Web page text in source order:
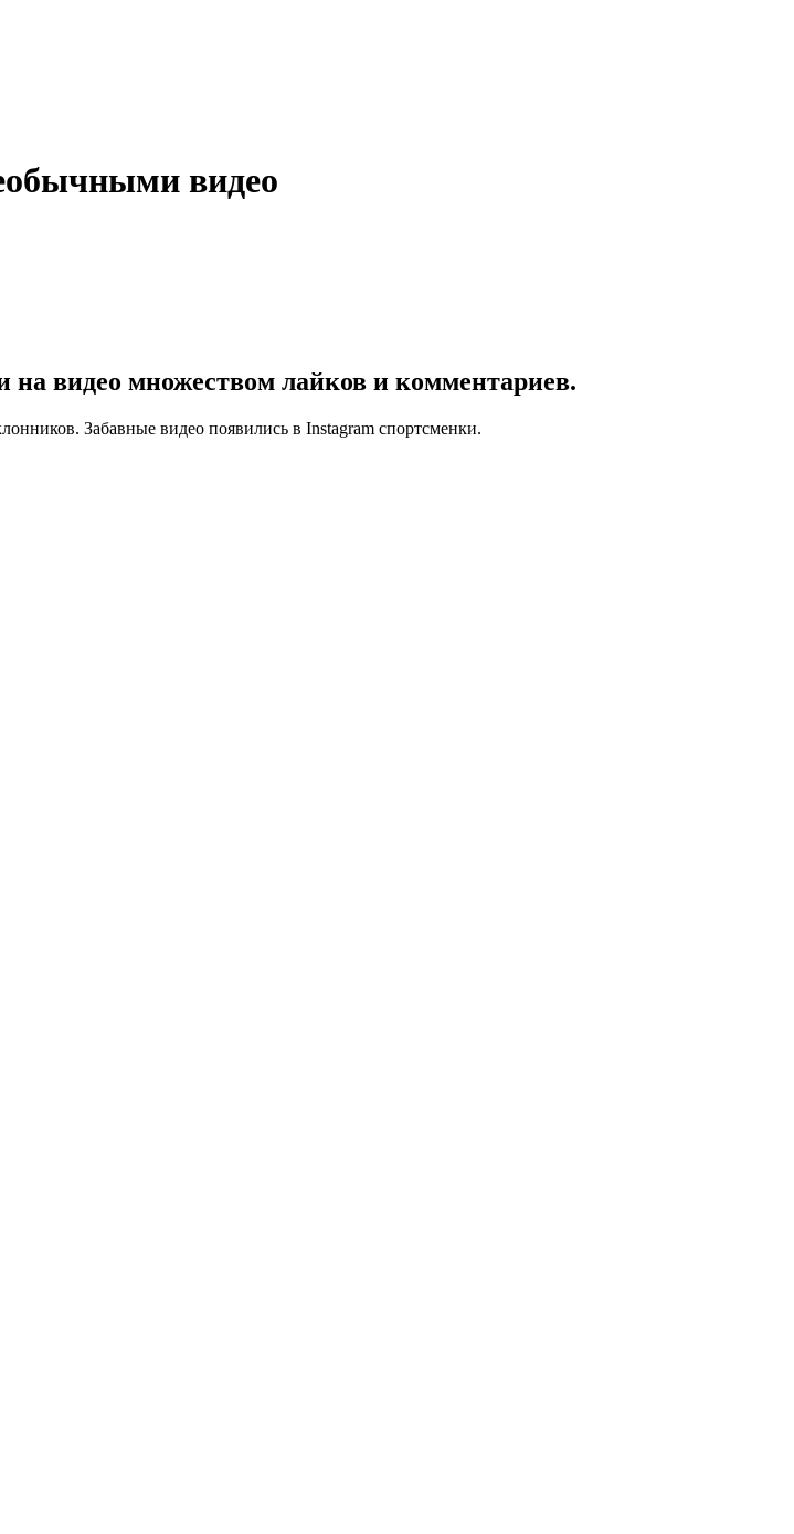
видео
видео множеством лайков и комментариев.
Забавные видео появились в Instagram спортсменки.